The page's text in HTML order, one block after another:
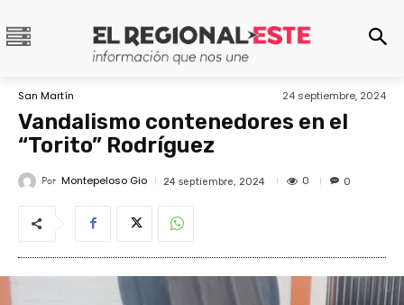
San Martín 24 septiembre, 2024
Vandalismo contenedores en el
“Torito” Rodríguez
Por Montepeloso Gio 24 septiembre, 2024 0 0